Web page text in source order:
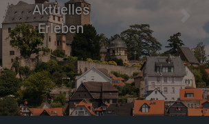
Aktuelles
Next